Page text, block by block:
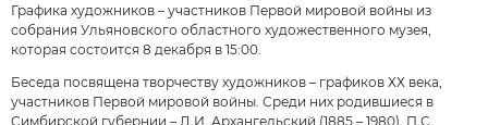
Графика художников – участников Первой мировой войны из
собрания Ульяновского областного художественного музея,
которая состоится 8 декабря в 15:00.
Беседа посвящена творчеству художников – графиков ХХ века,
участников Первой мировой войны. Среди них родившиеся в
Симбирской губернии – Д.И. Архангельский (1885 – 1980), П.С.